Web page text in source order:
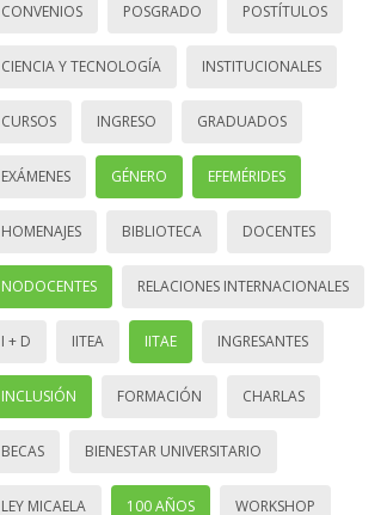
CONVENIOS POSGRADO POSTÍTULOS
CIENCIA Y TECNOLOGÍA INSTITUCIONALES
CURSOS INGRESO GRADUADOS
EXÁMENES GÉNERO EFEMÉRIDES
HOMENAJES BIBLIOTECA DOCENTES
NODOCENTES RELACIONES INTERNACIONALES
I + D IITEA IITAE INGRESANTES
INCLUSIÓN FORMACIÓN CHARLAS
BECAS BIENESTAR UNIVERSITARIO
LEY MICAELA 100 AÑOS WORKSHOP